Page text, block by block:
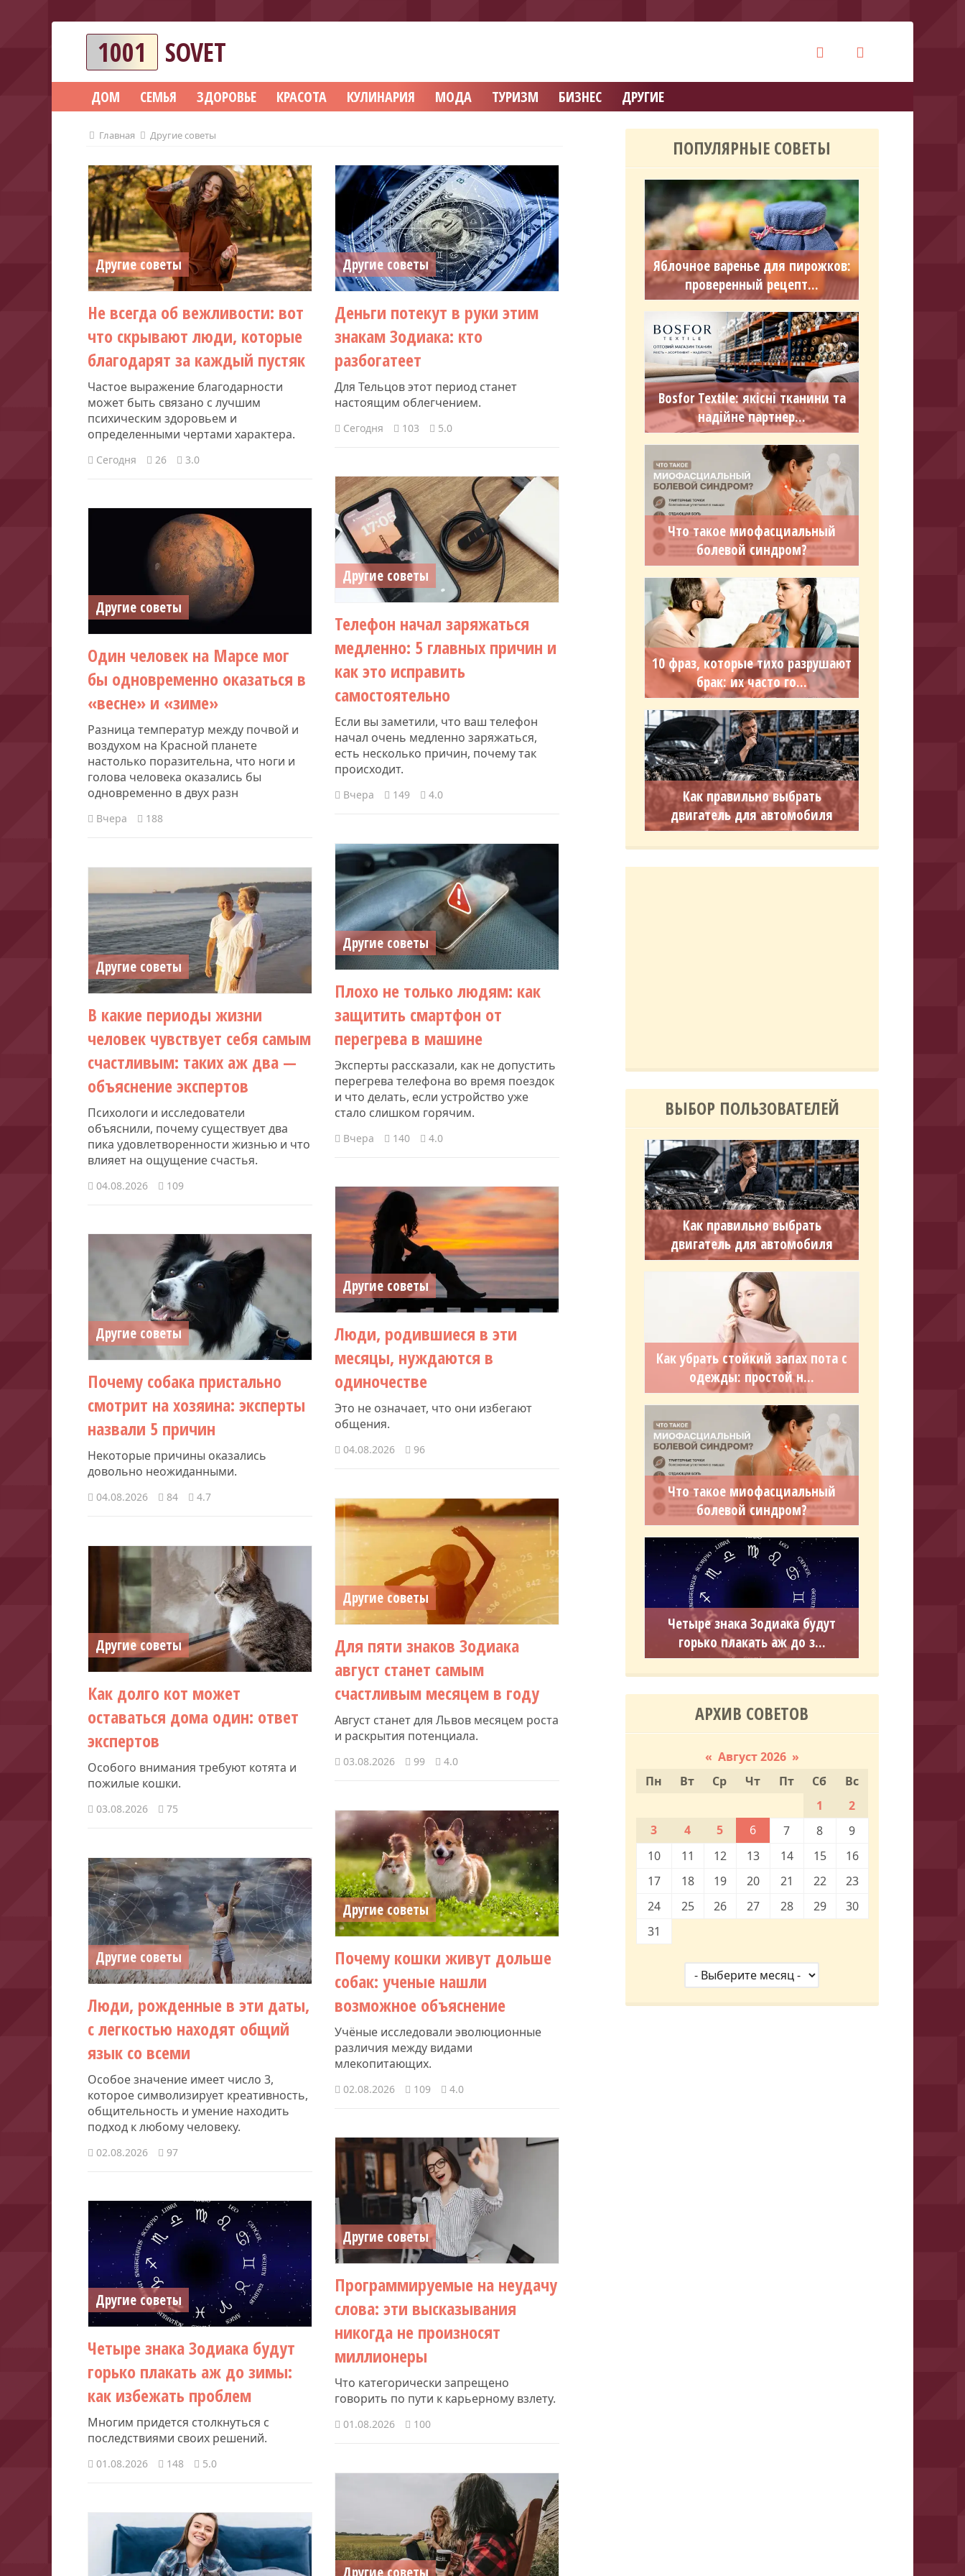
1001 SOVET
ДОМ СЕМЬЯ ЗДОРОВЬЕ КРАСОТА КУЛИНАРИЯ МОДА ТУРИЗМ БИЗНЕС ДРУГИЕ
Главная Другие советы
Другие советы
Не всегда об вежливости: вот
что скрывают люди, которые
благодарят за каждый пустяк
Частое выражение благодарности
может быть связано с лучшим
психическим здоровьем и
определенными чертами характера.
Сегодня 26 3.0
Другие советы
Деньги потекут в руки этим
знакам Зодиака: кто
разбогатеет
Для Тельцов этот период станет
настоящим облегчением.
Сегодня 103 5.0
Другие советы
Телефон начал заряжаться
медленно: 5 главных причин и
как это исправить
самостоятельно
Если вы заметили, что ваш телефон
начал очень медленно заряжаться,
есть несколько причин, почему так
происходит.
Вчера 149 4.0
Другие советы
Один человек на Марсе мог
бы одновременно оказаться в
«весне» и «зиме»
Разница температур между почвой и
воздухом на Красной планете
настолько поразительна, что ноги и
голова человека оказались бы
одновременно в двух разн
Вчера 188
Другие советы
Плохо не только людям: как
защитить смартфон от
перегрева в машине
Эксперты рассказали, как не допустить
перегрева телефона во время поездок
и что делать, если устройство уже
стало слишком горячим.
Вчера 140 4.0
Другие советы
В какие периоды жизни
человек чувствует себя самым
счастливым: таких аж два —
объяснение экспертов
Психологи и исследователи
объяснили, почему существует два
пика удовлетворенности жизнью и что
влияет на ощущение счастья.
04.08.2026 109
Другие советы
Люди, родившиеся в эти
месяцы, нуждаются в
одиночестве
Это не означает, что они избегают
общения.
04.08.2026 96
Другие советы
Почему собака пристально
смотрит на хозяина: эксперты
назвали 5 причин
Некоторые причины оказались
довольно неожиданными.
04.08.2026 84 4.7
Другие советы
Для пяти знаков Зодиака
август станет самым
счастливым месяцем в году
Август станет для Львов месяцем роста
и раскрытия потенциала.
03.08.2026 99 4.0
Другие советы
Как долго кот может
оставаться дома один: ответ
экспертов
Особого внимания требуют котята и
пожилые кошки.
03.08.2026 75
Другие советы
Почему кошки живут дольше
собак: ученые нашли
возможное объяснение
Учёные исследовали эволюционные
различия между видами
млекопитающих.
02.08.2026 109 4.0
Другие советы
Люди, рожденные в эти даты,
с легкостью находят общий
язык со всеми
Особое значение имеет число 3,
которое символизирует креативность,
общительность и умение находить
подход к любому человеку.
02.08.2026 97
Другие советы
Программируемые на неудачу
слова: эти высказывания
никогда не произносят
миллионеры
Что категорически запрещено
говорить по пути к карьерному взлету.
01.08.2026 100
Другие советы
Четыре знака Зодиака будут
горько плакать аж до зимы:
как избежать проблем
Многим придется столкнуться с
последствиями своих решений.
01.08.2026 148 5.0
Другие советы
ПОПУЛЯРНЫЕ СОВЕТЫ
Яблочное варенье для пирожков:
проверенный рецепт...
Bosfor Textile: якісні тканини та
надійне партнер...
Что такое миофасциальный
болевой синдром?
10 фраз, которые тихо разрушают
брак: их часто го...
Как правильно выбрать
двигатель для автомобиля
ВЫБОР ПОЛЬЗОВАТЕЛЕЙ
Как правильно выбрать
двигатель для автомобиля
Как убрать стойкий запах пота с
одежды: простой н...
Что такое миофасциальный
болевой синдром?
Четыре знака Зодиака будут
горько плакать аж до з...
АРХИВ СОВЕТОВ
« Август 2026 »
Пн
Вт Ср Чт Пт Сб
Вс
1
2
3
4 5 6 7 8
9
10
11 12 13 14 15
16
17
18 19 20 21 22
23
24
25 26 27 28 29
30
31